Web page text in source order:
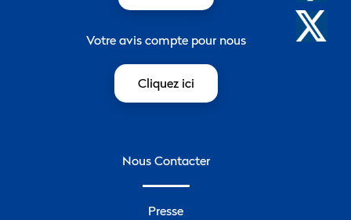
Nous Contacter
Presse
Votre avis compte pour nous
Cliquez ici